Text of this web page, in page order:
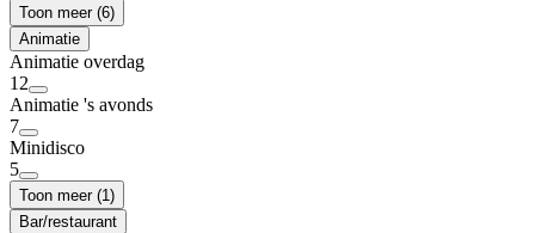
Toon meer (6)
Animatie
Animatie overdag
12
Animatie 's avonds
7
Minidisco
5
Toon meer (1)
Bar/restaurant